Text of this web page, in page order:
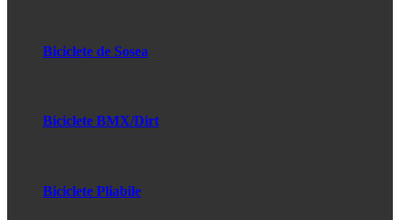
Biciclete de Sosea
Biciclete BMX/Dirt
Biciclete Pliabile